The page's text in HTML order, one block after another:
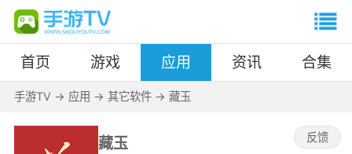
首页 游戏 应用 资讯 合集
手游TV -> 应用 -> 其它软件-> 藏玉
藏玉 反馈